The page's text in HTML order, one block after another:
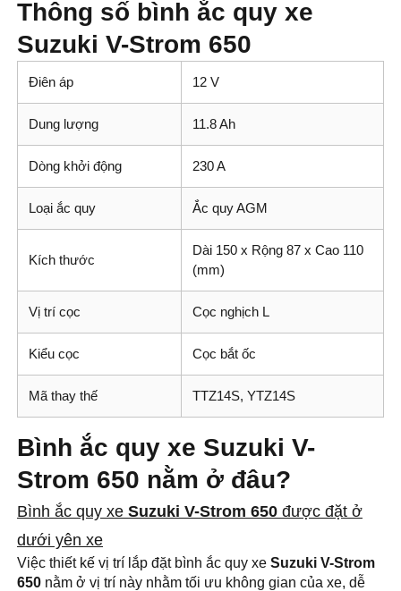
Thông số bình ắc quy xe
Suzuki V-Strom 650
Điên áp 12 V
Dung lượng 11.8 Ah
Dòng khởi động 230 A
Loại ắc quy Ắc quy AGM
Kích thước
Dài 150 x Rộng 87 x Cao 110
(mm)
Vị trí cọc Cọc nghịch L
Kiểu cọc Cọc bắt ốc
Mã thay thế TTZ14S, YTZ14S
Bình ắc quy xe Suzuki V-
Strom 650 nằm ở đâu?
Bình ắc quy xe Suzuki V-Strom 650 được đặt ở
dưới yên xe
Việc thiết kế vị trí lắp đặt bình ắc quy xe Suzuki V-Strom
650 nằm ở vị trí này nhằm tối ưu không gian của xe, dễ